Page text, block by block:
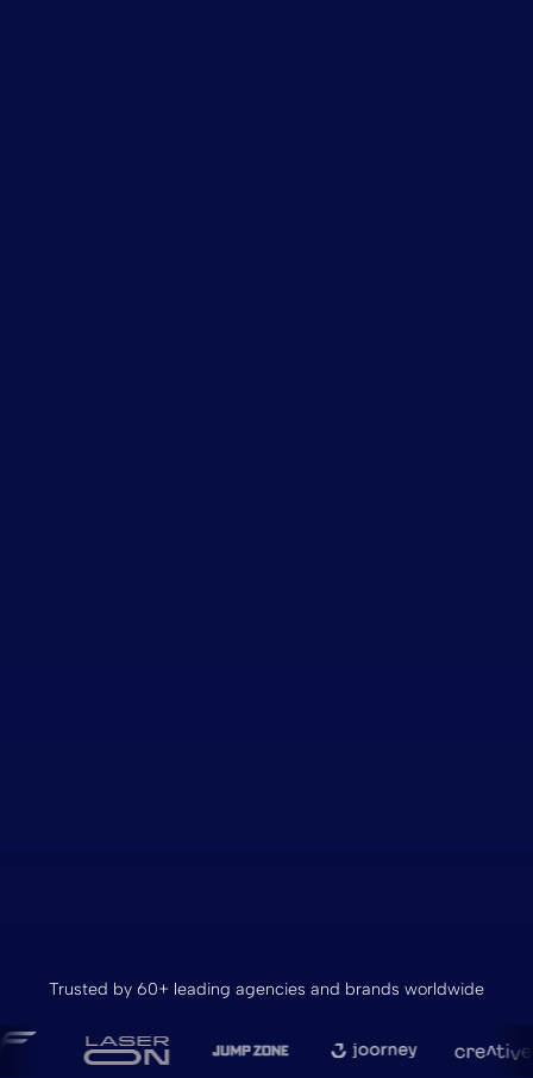
Trusted by 60+ leading agencies and brands worldwide